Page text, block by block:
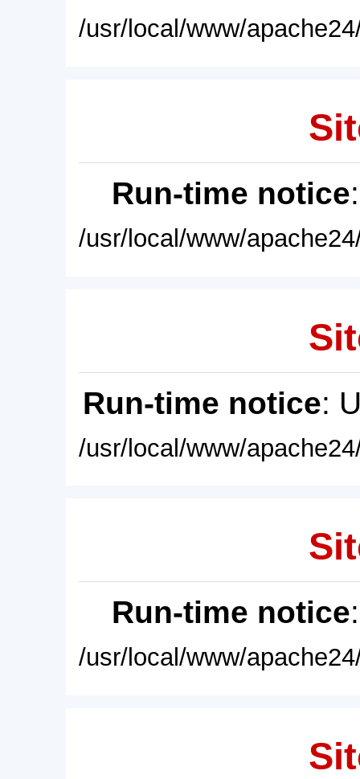
/usr/local/www/
Run-time notice
/usr/local/www/
Run-time notice:
/usr/local/www/
Run-time notice
/usr/local/www/